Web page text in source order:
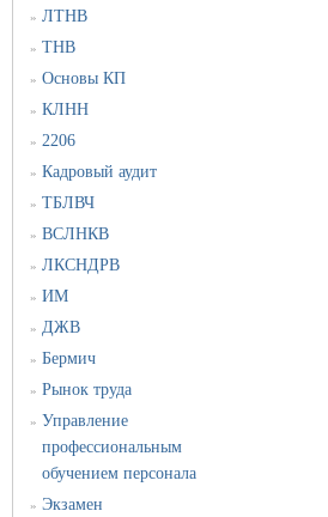
» ЛТНВ
» ТНВ
» Основы КП
» КЛНН
» 2206
» Кадровый аудит
» ТБЛВЧ
» ВСЛНКВ
» ЛКСНДРВ
» ИМ
» ДЖВ
» Бермич
» Рынок труда
» Управление
профессиональным
обучением персонала
» Экзамен